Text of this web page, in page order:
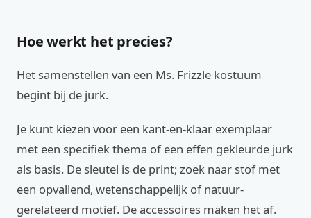
Hoe werkt het precies?
Het samenstellen van een Ms. Frizzle kostuum
begint bij de jurk.
Je kunt kiezen voor een kant-en-klaar exemplaar
met een specifiek thema of een effen gekleurde jurk
als basis. De sleutel is de print; zoek naar stof met
een opvallend, wetenschappelijk of natuur-
gerelateerd motief. De accessoires maken het af.